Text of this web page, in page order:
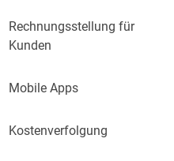
Rechnungsstellung für
Kunden
Mobile Apps
Kostenverfolgung